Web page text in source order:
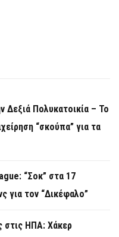
Δεξιά Πολυκατοικία – Το
“σκούπα” για τα
“Σοκ” στα 17
για τον “Δικέφαλο”
στις ΗΠΑ: Χάκερ